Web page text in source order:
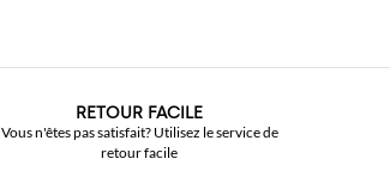
RETOUR FACILE
Vous n'êtes pas satisfait? Utilisez le service de
retour facile